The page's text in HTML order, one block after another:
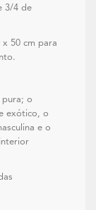
3/4 de
50 cm para
pura; o
exótico, o
e o